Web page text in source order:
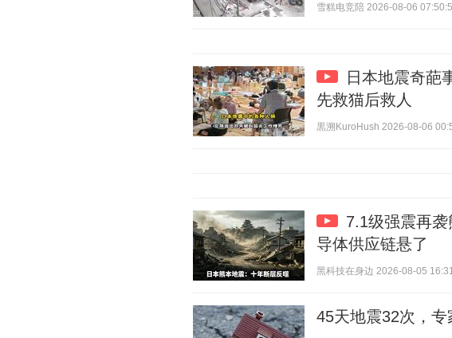
雪糕电竞陪 2026-08-06
日本地震奇葩
先救猫后救人
黒溯KuroHush 2026-08-06
7.1级强震再
导体供应链悬了
黑科技在身边 2026-08-05
45天地震32次，